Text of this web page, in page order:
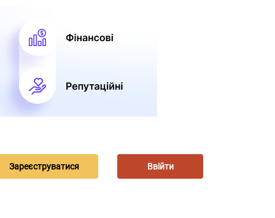
Зареєструватися Ввійти